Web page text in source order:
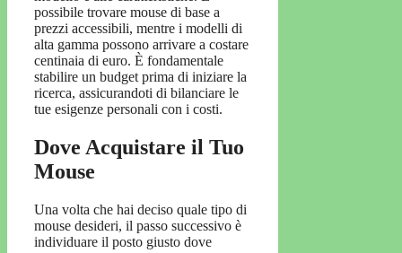
possibile trovare mouse di base a
prezzi accessibili, mentre i modelli di
alta gamma possono arrivare a costare
centinaia di euro. È fondamentale
stabilire un budget prima di iniziare la
ricerca, assicurandoti di bilanciare le
tue esigenze personali con i costi.
Dove Acquistare il Tuo
Mouse
Una volta che hai deciso quale tipo di
mouse desideri, il passo successivo è
individuare il posto giusto dove